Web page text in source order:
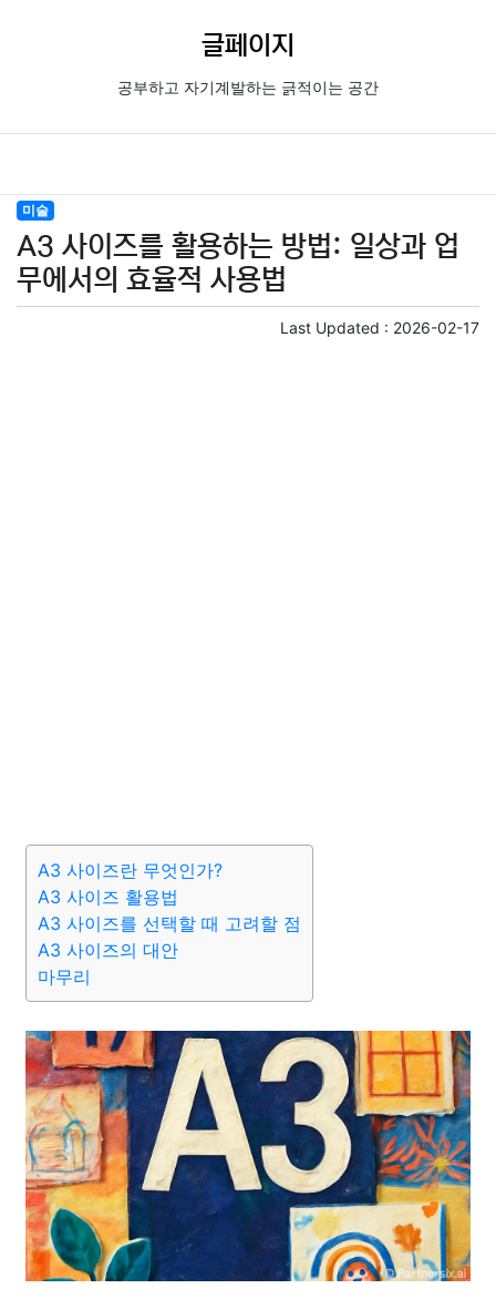
글페이지
공부하고 자기계발하는 긁적이는 공간
미술
A3 사이즈를 활용하는 방법: 일상과 업
무에서의 효율적 사용법
Last Updated : 2026-02-17
A3 사이즈란 무엇인가?
A3 사이즈 활용법
A3 사이즈를 선택할 때 고려할 점
A3 사이즈의 대안
마무리